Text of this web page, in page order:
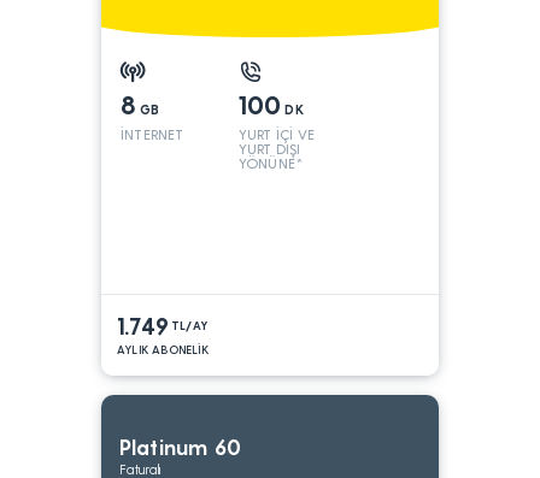
8 GB
İNTERNET
100 DK
YURT İÇİ VE
YURT DIŞI
YÖNÜNE*
1.749 TL/AY
AYLIK ABONELİK
Platinum 60
Faturalı